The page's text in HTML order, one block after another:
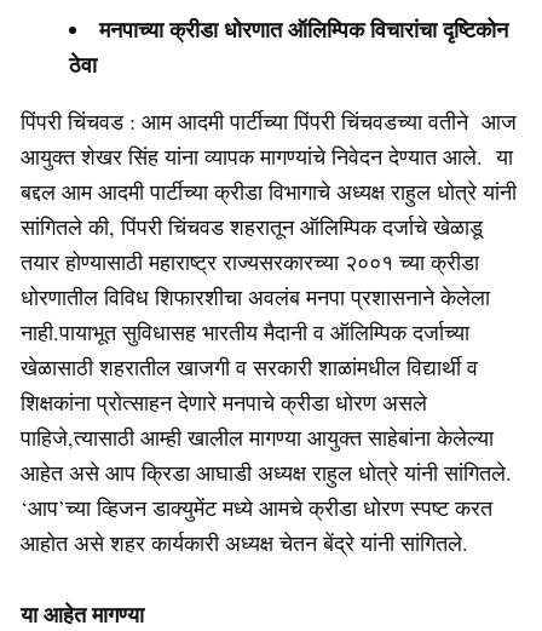
मनपाच्या क्रीडा धोरणात ऑलिम्पिक विचारांचा दृष्टिकोन
ठेवा
पिंपरी चिंचवड : आम आदमी पार्टीच्या पिंपरी चिंचवडच्या वतीने आज
आयुक्त शेखर सिंह यांना व्यापक मागण्यांचे निवेदन देण्यात आले. या
बद्दल आम आदमी पार्टीच्या क्रीडा विभागाचे अध्यक्ष राहुल धोत्रे यांनी
सांगितले की, पिंपरी चिंचवड शहरातून ऑलिम्पिक दर्जाचे खेळाडू
तयार होण्यासाठी महाराष्ट्र राज्यसरकारच्या २००१ च्या क्रीडा
धोरणातील विविध शिफारशीचा अवलंब मनपा प्रशासनाने केलेला
नाही.पायाभूत सुविधासह भारतीय मैदानी व ऑलिम्पिक दर्जाच्या
खेळासाठी शहरातील खाजगी व सरकारी शाळांमधील विद्यार्थी व
शिक्षकांना प्रोत्साहन देणारे मनपाचे क्रीडा धोरण असले
पाहिजे,त्यासाठी आम्ही खालील मागण्या आयुक्त साहेबांना केलेल्या
आहेत असे आप क्रिडा आघाडी अध्यक्ष राहुल धोत्रे यांनी सांगितले.
‘आप’च्या व्हिजन डाक्युमेंट मध्ये आमचे क्रीडा धोरण स्पष्ट करत
आहोत असे शहर कार्यकारी अध्यक्ष चेतन बेंद्रे यांनी सांगितले.
या आहेत मागण्या